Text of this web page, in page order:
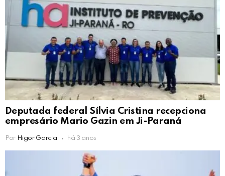
Deputada federal Sílvia Cristina recepciona
empresário Mario Gazin em Ji-Paraná
Por Higor Garcia há 3 anos